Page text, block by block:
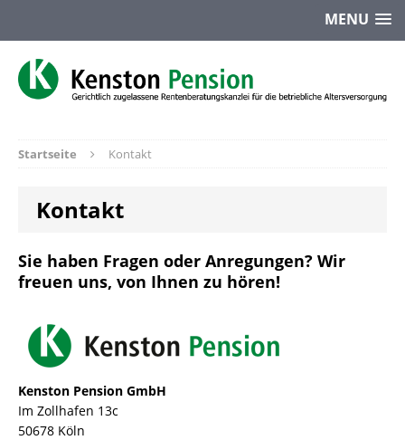
MENU
Startseite Kontakt
Kontakt
Sie haben Fragen oder Anregungen? Wir
freuen uns, von Ihnen zu hören!
Kenston Pension GmbH
Im Zollhafen 13c
50678 Köln